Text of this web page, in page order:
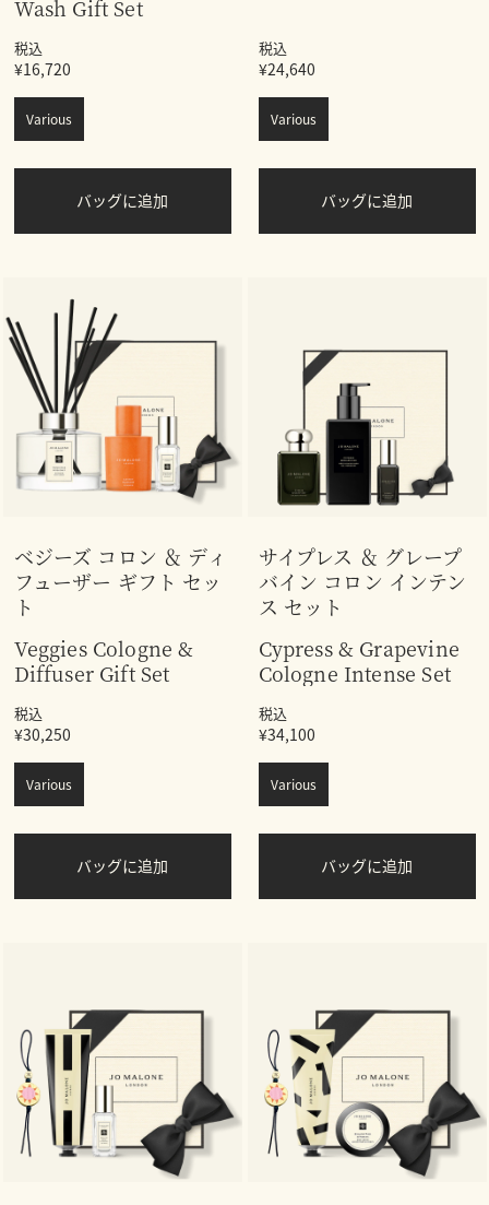
Wash Gift Set
税込
¥16,720
Various
バッグに追加
税込
¥24,640
Various
バッグに追加
ベジーズ コロン ＆ ディ
フューザー ギフト セッ
ト
Veggies Cologne &
Diffuser Gift Set
税込
¥30,250
Various
バッグに追加
サイプレス ＆ グレープ
バイン コロン インテン
ス セット
Cypress & Grapevine
Cologne Intense Set
税込
¥34,100
Various
バッグに追加